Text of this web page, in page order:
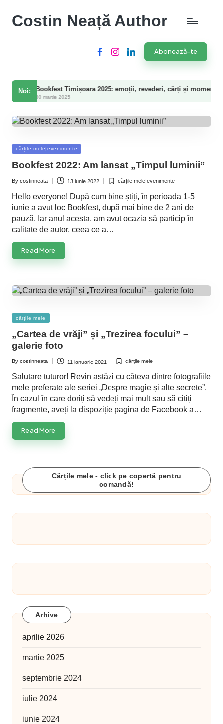
Costin Neață Author
FacebookInstagramLinkedIn Abonează-te
Noi:
Timișoara 2025: emoții, revederi, cărți și momente speciale
Posted
in
cărțile mele|evenimente
Bookfest 2022: Am lansat „Timpul luminii”
Posted
By costinneata 13 iunie 2022
Postedcărțile mele|evenimente
Hello everyone! După cum bine știți, în perioada 1-5
iunie a avut loc Bookfest, după mai bine de 2 ani de
pauză. Iar anul acesta, am avut ocazia să particip în
calitate de autor, ceea ce a…
Read More
Posted
cărțile mele
„Cartea de vrăji” și „Trezirea focului” –
galerie foto
Posted
By costinneata 11 ianuarie 2021
Postedcărțile mele
Salutare tuturor! Revin astăzi cu câteva dintre fotografiile
mele preferate ale seriei „Despre magie și alte secrete”.
În cazul în care doriți să vedeți mai mult sau să citiți
fragmente, aveți la dispoziție pagina de Facebook a…
Read More
Cărțile mele - click pe copertă pentru
comandă!
Arhive
aprilie 2026
martie 2025
septembrie 2024
iulie 2024
iunie 2024